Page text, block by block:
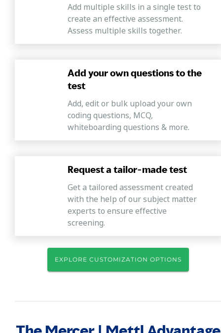
Add multiple skills in a single test to
create an effective assessment.
Assess multiple skills together.
Add your own questions to the
test
Add, edit or bulk upload your own
coding questions, MCQ,
whiteboarding questions & more.
Request a tailor-made test
Get a tailored assessment created
with the help of our subject matter
experts to ensure effective
screening.
EXPLORE CUSTOMIZATION OPTIONS